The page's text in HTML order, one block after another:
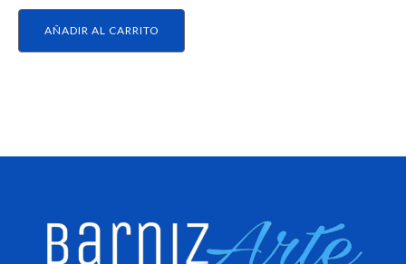
precio
original
era:
precio
actual
es:
AÑADIR AL CARRITO